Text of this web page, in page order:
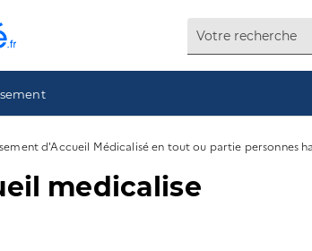
d'Accueil Médicalisé en tout ou partie personnes
medicalise